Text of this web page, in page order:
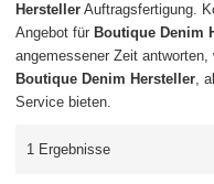
Hersteller Auftragsfertigung.
Angebot für Boutique Denim
angemessener Zeit
Boutique Denim Hersteller,
Service bieten.
1 Ergebnisse